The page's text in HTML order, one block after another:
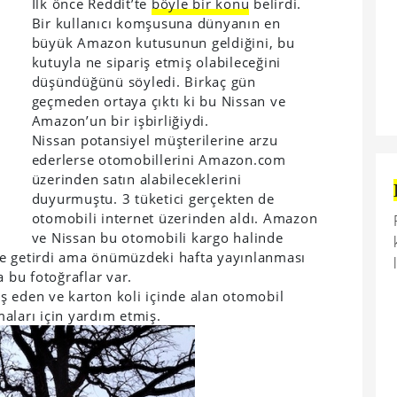
İlk önce Reddit’te böyle bir konu belirdi.
Bir kullanıcı komşusuna dünyanın en
büyük Amazon kutusunun geldiğini, bu
kutuyla ne sipariş etmiş olabileceğini
düşündüğünü söyledi. Birkaç gün
geçmeden ortaya çıktı ki bu Nissan ve
Amazon’un bir işbirliğiydi.
Nissan potansiyel müşterilerine arzu
ederlerse otomobillerini Amazon.com
üzerinden satın alabileceklerini
duyurmuştu. 3 tüketici gerçekten de
otomobili internet üzerinden aldı. Amazon
ve Nissan bu otomobili kargo halinde
getirdi ama önümüzdeki hafta yayınlanması
bu fotoğraflar var.
eden ve karton koli içinde alan otomobil
için yardım etmiş.